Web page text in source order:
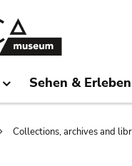
Sehen & Erleben
Collections, archives and